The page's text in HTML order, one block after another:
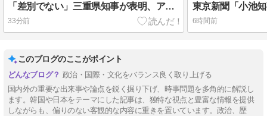
「差別でない」三重県知事が表明、アンケ公表へ 諮問機関から「差別」指摘され回答の非公表を求める答申！
33分前 6時間前
このブログのここがポイント
政治・国際・文化をバランス良く取り上げる
国内外の重要な出来事や論点を鋭く掘り下げ、時事問題を多角的に解説し
ます。韓国や日本をテーマにした記事は、独特な視点と豊富な情報を提供
しながらも、偏りのない客観的な内容に重きを置いています。政治、歴